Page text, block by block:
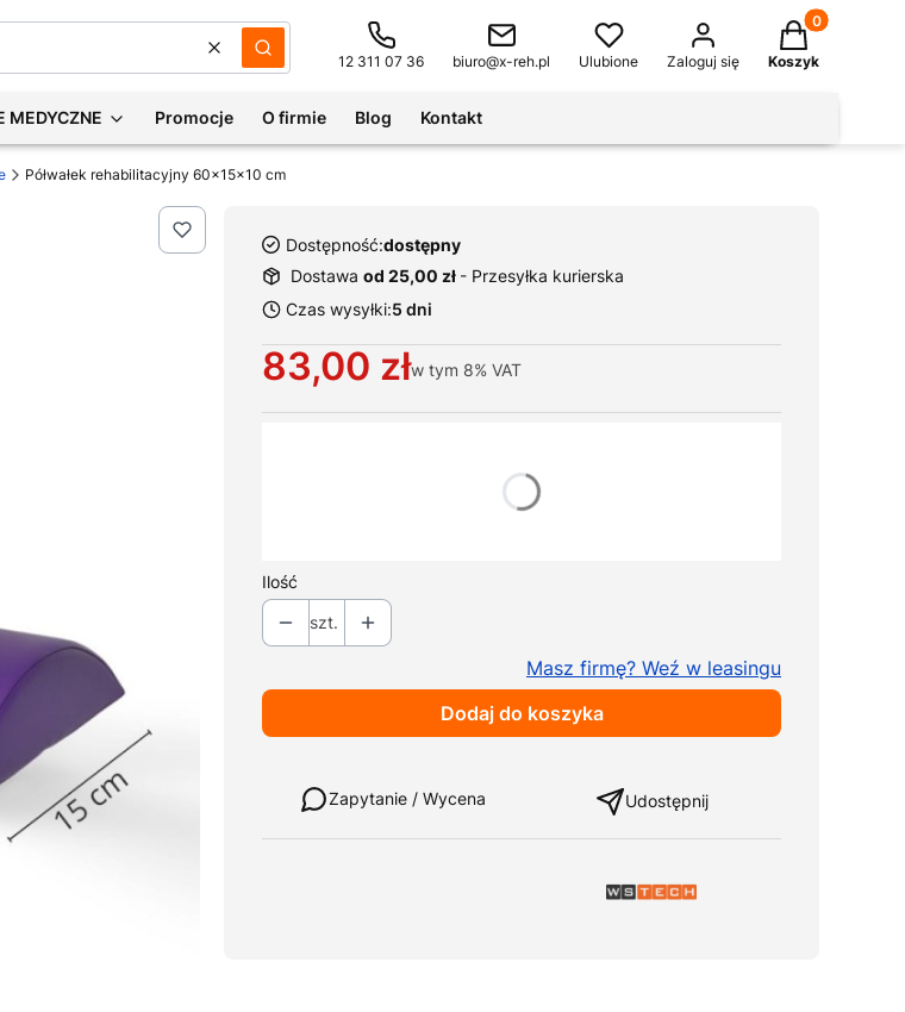
WyczyśćSzukaj 12 311 07 36 biuro@x-reh.pl Ulubione Zaloguj się
Produkty w
Koszyk
MEDYCZNE Promocje O firmie Blog Kontakt
Półwałek rehabilitacyjny 60x15x10 cm
Dostępność:dostępny
Dostawa od 25,00 zł - Przesyłka kurierska
Czas wysyłki:5 dni
Cena
83,00 złw tym 8% VAT
Poszczególne warianty mogą różnić się ceną
Ilość
szt.
Masz firmę? Weź w leasingu
Dodaj do koszyka
Zapytanie / Wycena Udostępnij